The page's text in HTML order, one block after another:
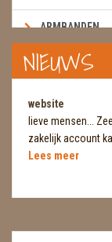
ARMBANDEN
BOEKEN &
CADEAUBONNEN
DIERTJES
DIVERSE
NIEUWS
website
lieve mensen...
zakelijk account
Lees meer